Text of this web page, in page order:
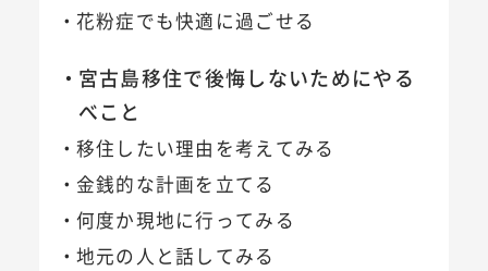
花粉症でも快適に過ごせる
宮古島移住で後悔しないためにやる
べこと
移住したい理由を考えてみる
金銭的な計画を立てる
何度か現地に行ってみる
地元の人と話してみる